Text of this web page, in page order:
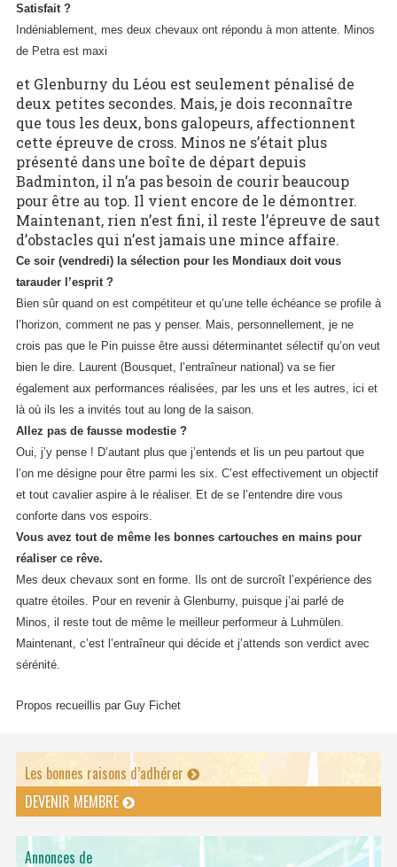
Satisfait ?
Indéniablement, mes deux chevaux ont répondu à mon attente. Minos
de Petra est maxi
et Glenburny du Léou est seulement pénalisé de
deux petites secondes. Mais, je dois reconnaître
que tous les deux, bons galopeurs, affectionnent
cette épreuve de cross. Minos ne s’était plus
présenté dans une boîte de départ depuis
Badminton, il n’a pas besoin de courir beaucoup
pour être au top. Il vient encore de le démontrer.
Maintenant, rien n’est fini, il reste l’épreuve de saut
d’obstacles qui n’est jamais une mince affaire.
Ce soir (vendredi) la sélection pour les Mondiaux doit vous
tarauder l’esprit ?
Bien sûr quand on est compétiteur et qu’une telle échéance se profile à
l’horizon, comment ne pas y penser. Mais, personnellement, je ne
crois pas que le Pin puisse être aussi déterminantet sélectif qu’on veut
bien le dire. Laurent (Bousquet, l’entraîneur national) va se fier
également aux performances réalisées, par les uns et les autres, ici et
là où ils les a invités tout au long de la saison.
Allez pas de fausse modestie ?
Oui, j’y pense ! D’autant plus que j’entends et lis un peu partout que
l’on me désigne pour être parmi les six. C’est effectivement un objectif
et tout cavalier aspire à le réaliser. Et de se l’entendre dire vous
conforte dans vos espoirs.
Vous avez tout de même les bonnes cartouches en mains pour
réaliser ce rêve.
Mes deux chevaux sont en forme. Ils ont de surcroît l’expérience des
quatre étoiles. Pour en revenir à Glenburny, puisque j’ai parlé de
Minos, il reste tout de même le meilleur performeur à Luhmülen.
Maintenant, c’est l’entraîneur qui décide et j’attends son verdict avec
sérénité.
Propos recueillis par Guy Fichet
Les bonnes raisons d’adhérer
DEVENIR MEMBRE
Annonces de